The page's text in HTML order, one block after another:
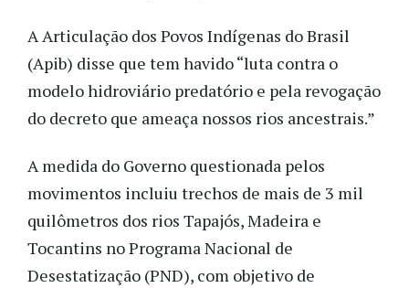
A Articulação dos Povos Indígenas do Brasil
(Apib) disse que tem havido “luta contra o
modelo hidroviário predatório e pela revogação
do decreto que ameaça nossos rios ancestrais.”
A medida do Governo questionada pelos
movimentos incluiu trechos de mais de 3 mil
quilômetros dos rios Tapajós, Madeira e
Tocantins no Programa Nacional de
Desestatização (PND), com objetivo de